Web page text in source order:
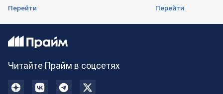
Перейти Перейти
Читайте Прайм в соцсетях